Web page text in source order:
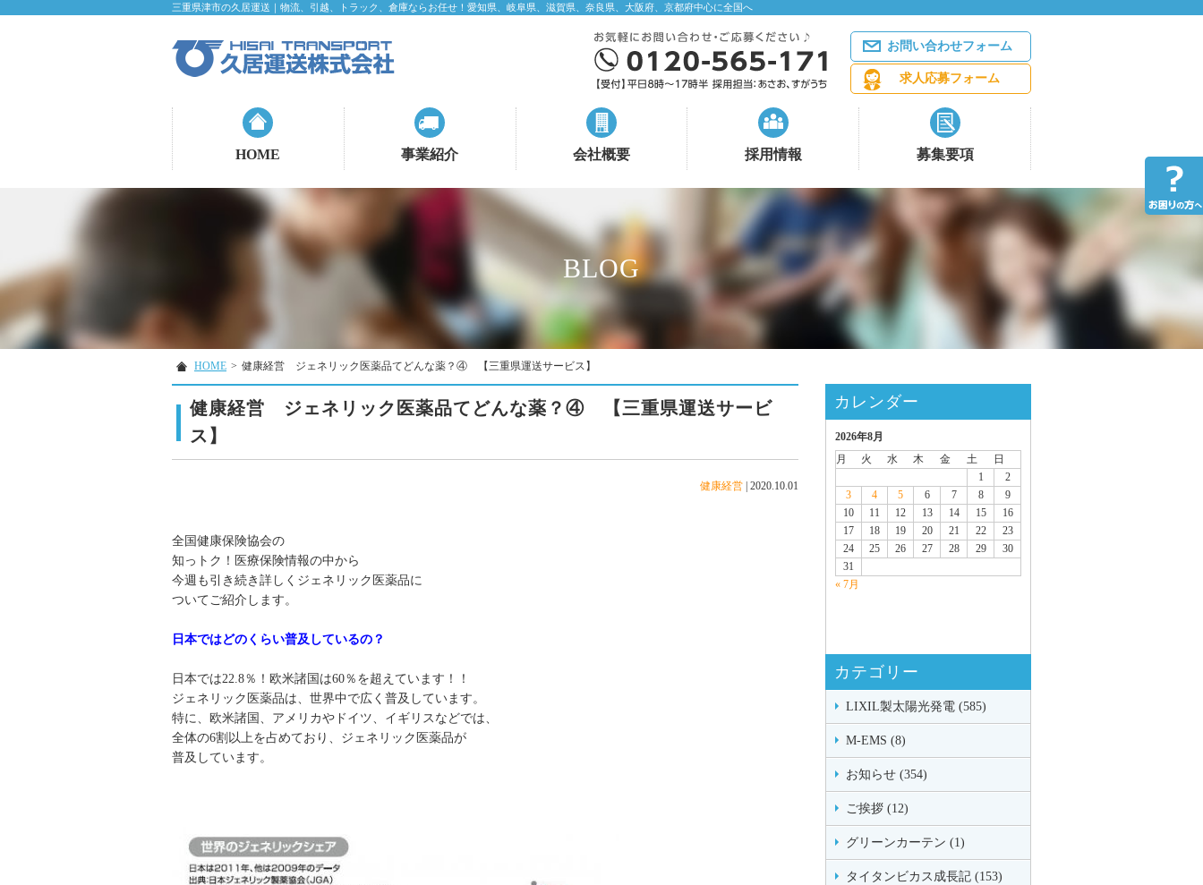
三重県津市の久居運送｜物流、引越、トラック、倉庫ならお任せ！愛知県、岐阜県、滋賀県、奈良県、大阪府、京都府中心に全国へ
お問い合わせフォーム
求人応募フォーム
HOME 事業紹介 会社概要 採用情報 募集要項
BLOG
HOME > 健康経営 ジェネリック医薬品てどんな薬？④ 【三重県運送サービス】
健康経営 ジェネリック医薬品てどんな薬？④ 【三重県運送サービ
ス】
健康経営 2020.10.01
全国健康保険協会の
知っトク！医療保険情報の中から
今週も引き続き詳しくジェネリック医薬品に
ついてご紹介します。
日本ではどのくらい普及しているの？
日本では22.8％！欧米諸国は60％を超えています！！
ジェネリック医薬品は、世界中で広く普及しています。
特に、欧米諸国、アメリカやドイツ、イギリスなどでは、
全体の6割以上を占めており、ジェネリック医薬品が
普及しています。
カレンダー
2026年8月
月
火 水 木 金 土
日
1
2
3
4 5 6 7 8
9
10
11 12 13 14 15
16
17
18 19 20 21 22
23
24
25 26 27 28 29
30
31
« 7月
カテゴリー
LIXIL製太陽光発電 (585)
M-EMS (8)
お知らせ (354)
ご挨拶 (12)
グリーンカーテン (1)
タイタンビカス成長記 (153)